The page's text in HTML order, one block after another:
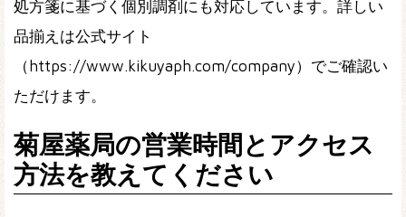
処方箋に基づく個別調剤にも対応しています。詳しい
品揃えは公式サイト
（https://www.kikuyaph.com/company）でご確認い
ただけます。
菊屋薬局の営業時間とアクセス
方法を教えてください